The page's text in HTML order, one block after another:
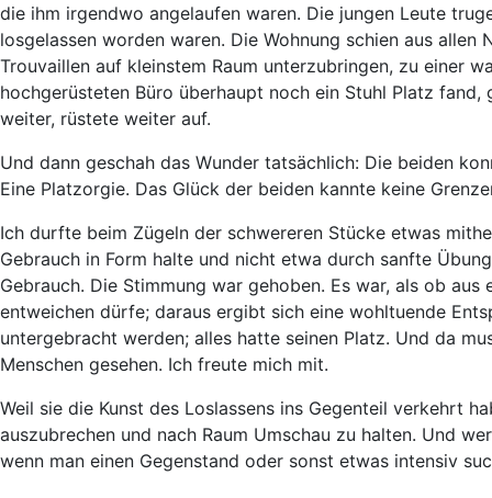
die ihm irgendwo angelaufen waren. Die jungen Leute
losgelassen worden waren. Die Wohnung schien aus
Trouvaillen auf kleinstem Raum unterzubringen, zu einer
hochgerüsteten Büro überhaupt noch ein Stuhl Platz
weiter, rüstete weiter auf.
Und dann geschah das Wunder tatsächlich: Die beiden
Eine Platzorgie. Das Glück der beiden kannte keine
Ich durfte beim Zügeln der schwereren Stücke etwas
Gebrauch in Form halte und nicht etwa durch sanfte
Gebrauch. Die Stimmung war gehoben. Es war, als ob
entweichen dürfe; daraus ergibt sich eine wohltuende
untergebracht werden; alles hatte seinen Platz. Und da
Menschen gesehen. Ich freute mich mit.
Weil sie die Kunst des Loslassens ins Gegenteil verkehrt
auszubrechen und nach Raum Umschau zu halten. Und
wenn man einen Gegenstand oder sonst etwas intensiv